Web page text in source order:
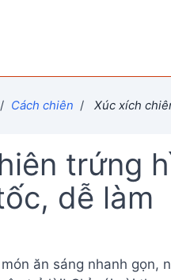
/ Cách chiên / Xúc xích
trứng
dễ làm
ăn sáng nhanh gọn,